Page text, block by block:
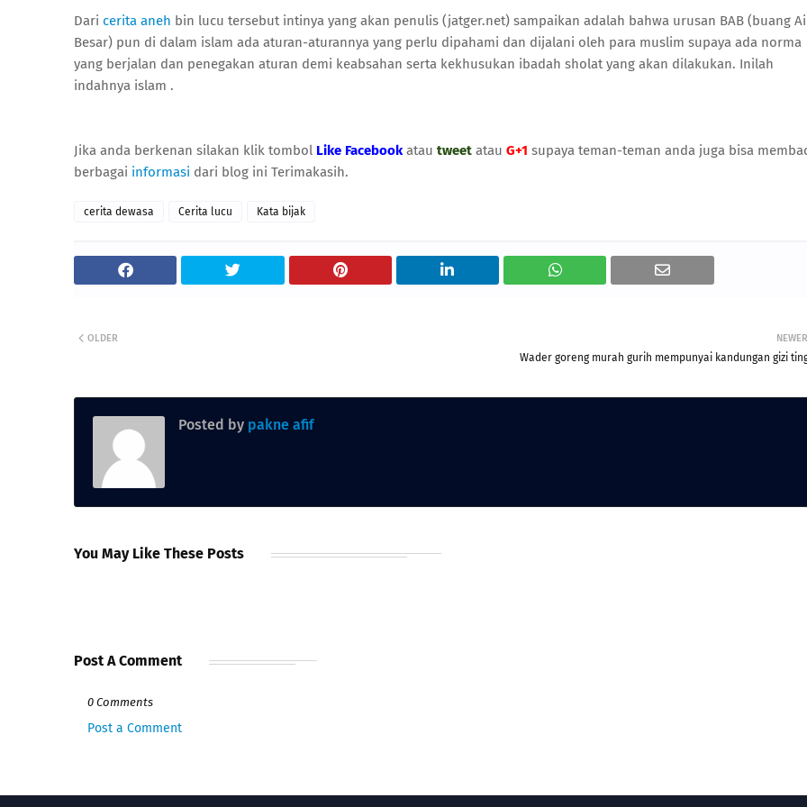
Dari cerita aneh bin lucu tersebut intinya yang akan penulis (jatger.net) sampaikan adalah bahwa urusan BAB (buang
Besar) pun di dalam islam ada aturan-aturannya yang perlu dipahami dan dijalani oleh para muslim supaya ada norma
yang berjalan dan penegakan aturan demi keabsahan serta kekhusukan ibadah sholat yang akan dilakukan. Inilah
indahnya islam .
Jika anda berkenan silakan klik tombol Like Facebook atau tweet atau G+1 supaya teman-teman anda juga bisa
berbagai informasi dari blog ini Terimakasih.
cerita dewasa Cerita lucu Kata bijak
NEWER
Wader goreng murah gurih mempunyai kandungan gizi
OLDER
Posted by pakne afif
You May Like These Posts
Post A Comment
0 Comments
Post a Comment